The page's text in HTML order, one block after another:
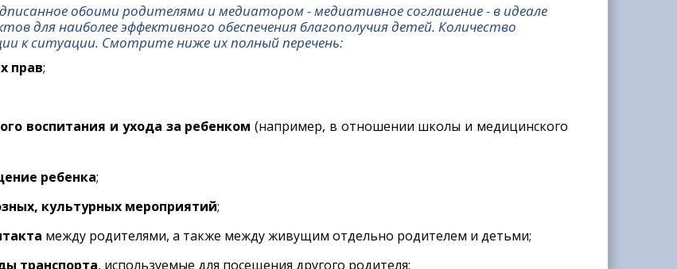
обоими родителями и медиатором - медиативное соглашение - в идеале
для наиболее эффективного обеспечения благополучия детей. Количество
к ситуации. Смотрите ниже их полный перечень:
прав;
воспитания и ухода за ребенком (например, в отношении школы и медицинского
ребенка;
культурных мероприятий;
между родителями, а также между живущим отдельно родителем и детьми;
транспорта, используемые для посещения другого родителя;